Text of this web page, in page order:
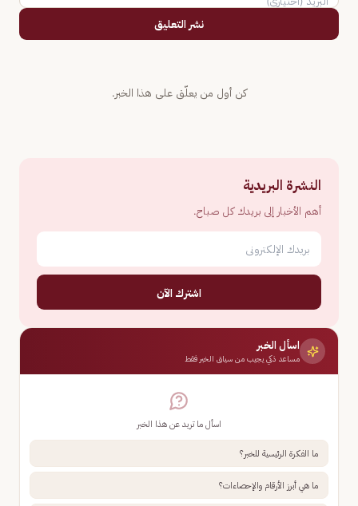
نشر التعليق
كن أول من يعلّق على هذا الخبر.
النشرة البريدية
أهم الأخبار إلى بريدك كل صباح.
اشترك الآن
اسأل الخبر
مساعد ذكي يجيب من سياق الخبر فقط
اسأل ما تريد عن هذا الخبر
ما الفكرة الرئيسية للخبر؟
ما هي أبرز الأرقام والإحصاءات؟